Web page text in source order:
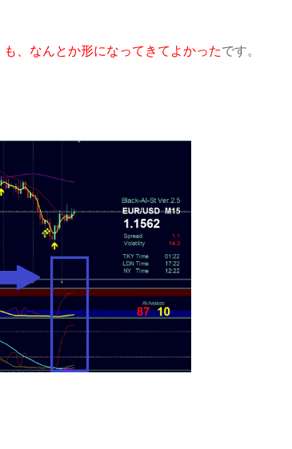
、なんとか形になってきてよかったです。